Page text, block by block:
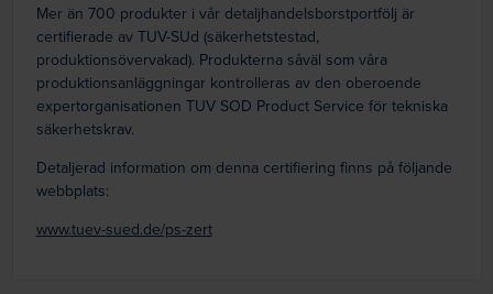
Mer än 700 produkter i vår detaljhandelsborstportfölj är
certifierade av TUV-SUd (säkerhetstestad,
produktionsövervakad). Produkterna såväl som våra
produktionsanläggningar kontrolleras av den oberoende
expertorganisationen TUV SOD Product Service för tekniska
säkerhetskrav.
Detaljerad information om denna certifiering finns på följande
webbplats:
www.tuev-sued.de/ps-zert